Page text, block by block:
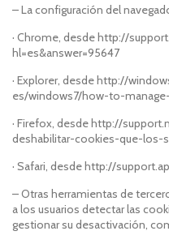
– La configuración del
· Chrome, desde http://
hl=es&answer=95647
· Explorer, desde http://
es/windows7/how-to-
· Firefox, desde http://
deshabilitar-cookies-que-los-
· Safari, desde http://
– Otras herramientas de
a los usuarios detectar las
gestionar su desactivación,